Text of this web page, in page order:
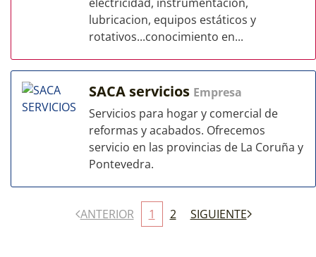
lubricacion, equipos estáticos y
rotativos...conocimiento en...
SACA servicios Empresa
Servicios para hogar y comercial de
reformas y acabados. Ofrecemos
servicio en las provincias de La Coruña y
Pontevedra.
ANTERIOR 1 2 SIGUIENTE